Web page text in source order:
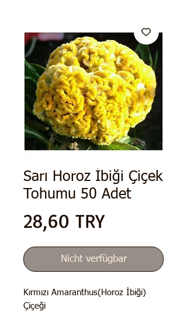
Sarı Horoz İbiği Çiçek
Tohumu 50 Adet
28,60 TRYPreis
Nicht verfügbar
Kırmızı Amaranthus(Horoz İbiği)
Çiçeği